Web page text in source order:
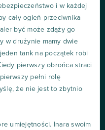
i w każdej
cały ogień przeciwnika
być może zdąży go
w drużynie mamy dwie
tank na początek robi
pierwszy obrońca straci
pełni rolę
że nie jest to zbytnio
umiejętności. Inara swoim